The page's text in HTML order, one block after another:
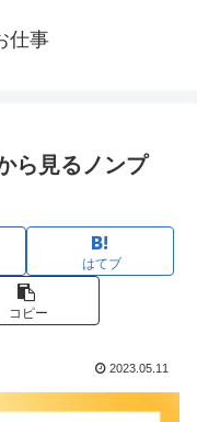
仕事
ら見るノンプ
はてブ
コピー
2023.05.11